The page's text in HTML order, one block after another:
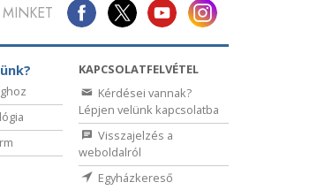
KAPCSOLATFELVÉTEL
Kérdései vannak?
Lépjen velünk kapcsolatba
Visszajelzés a
weboldalról
Egyházkereső